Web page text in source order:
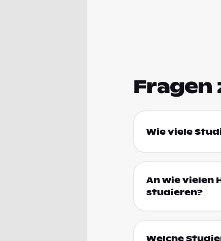
Fragen
Wie viele
An wie vielen
studieren?
Welche